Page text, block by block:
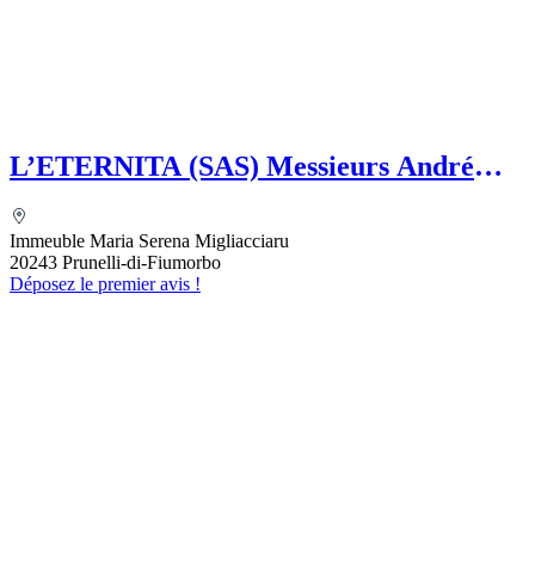
L’ETERNITA (SAS) Messieurs André
Immeuble Maria Serena Migliacciaru
20243 Prunelli-di-Fiumorbo
Déposez le premier avis !